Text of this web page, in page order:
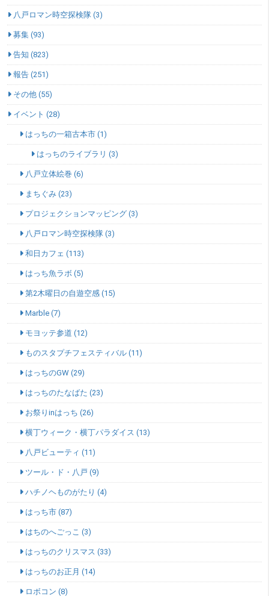
八戸ロマン時空探検隊 (3)
募集 (93)
告知 (823)
報告 (251)
その他 (55)
イベント (28)
はっちの一箱古本市 (1)
はっちのライブラリ (3)
八戸立体絵巻 (6)
まちぐみ (23)
プロジェクションマッピング (3)
八戸ロマン時空探検隊 (3)
和日カフェ (113)
はっち魚ラボ (5)
第2木曜日の自遊空感 (15)
Marble (7)
モヨッテ参道 (12)
ものスタプチフェスティバル (11)
はっちのGW (29)
はっちのたなばた (23)
お祭りinはっち (26)
横丁ウィーク・横丁パラダイス (13)
八戸ビューティ (11)
ツール・ド・八戸 (9)
ハチノヘものがたり (4)
はっち市 (87)
はちのへごっこ (3)
はっちのクリスマス (33)
はっちのお正月 (14)
ロボコン (8)